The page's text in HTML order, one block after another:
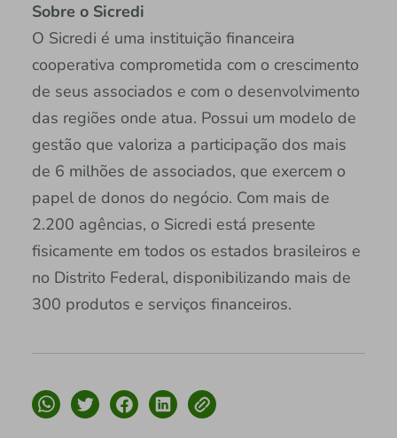
Sobre o Sicredi
O Sicredi é uma instituição financeira
cooperativa comprometida com o crescimento
de seus associados e com o desenvolvimento
das regiões onde atua. Possui um modelo de
gestão que valoriza a participação dos mais
de 6 milhões de associados, que exercem o
papel de donos do negócio. Com mais de
2.200 agências, o Sicredi está presente
fisicamente em todos os estados brasileiros e
no Distrito Federal, disponibilizando mais de
300 produtos e serviços financeiros.